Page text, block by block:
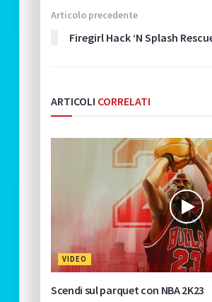
Articolo precedente
Firegirl Hack ‘N Splash
ARTICOLI CORRELATI
VIDEO
Scendi sul parquet con NBA 2K23